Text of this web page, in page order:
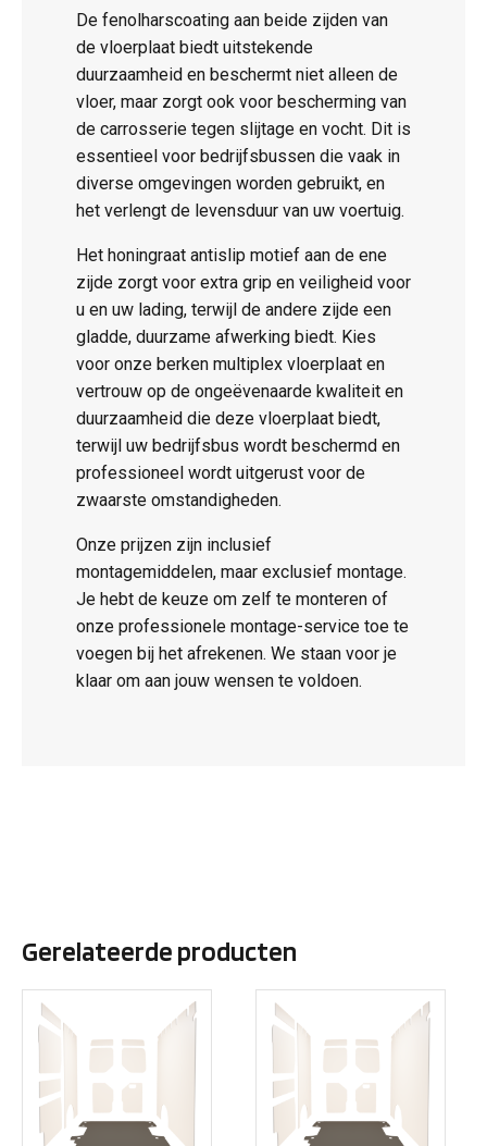
De fenolharscoating aan beide zijden van
de vloerplaat biedt uitstekende
duurzaamheid en beschermt niet alleen de
vloer, maar zorgt ook voor bescherming van
de carrosserie tegen slijtage en vocht. Dit is
essentieel voor bedrijfsbussen die vaak in
diverse omgevingen worden gebruikt, en
het verlengt de levensduur van uw voertuig.
Het honingraat antislip motief aan de ene
zijde zorgt voor extra grip en veiligheid voor
u en uw lading, terwijl de andere zijde een
gladde, duurzame afwerking biedt. Kies
voor onze berken multiplex vloerplaat en
vertrouw op de ongeëvenaarde kwaliteit en
duurzaamheid die deze vloerplaat biedt,
terwijl uw bedrijfsbus wordt beschermd en
professioneel wordt uitgerust voor de
zwaarste omstandigheden.
Onze prijzen zijn inclusief
montagemiddelen, maar exclusief montage.
Je hebt de keuze om zelf te monteren of
onze professionele montage-service toe te
voegen bij het afrekenen. We staan voor je
klaar om aan jouw wensen te voldoen.
Gerelateerde producten
product
meerdere
variaties.
Deze
product
meerdere
variaties.
Deze